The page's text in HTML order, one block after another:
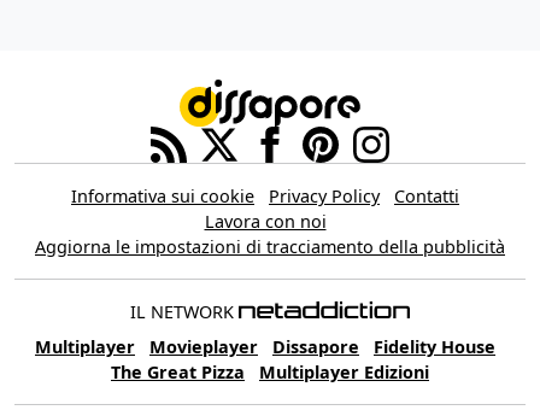
Informativa sui cookie Privacy Policy
Contatti
Lavora con noi
Aggiorna le impostazioni di tracciamento della pubblicità
IL NETWORK
Multiplayer
Movieplayer Dissapore
Fidelity House
The Great Pizza
Multiplayer Edizioni